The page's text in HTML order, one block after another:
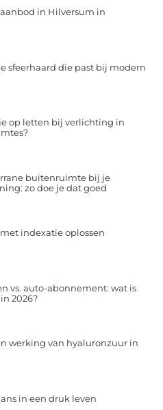
in Hilversum in
sfeerhaard die past bij modern
op letten bij verlichting in
buitenruimte bij je
zo doe je dat goed
indexatie oplossen
vs. auto-abonnement: wat is
2026?
werking van hyaluronzuur in
in een druk leven